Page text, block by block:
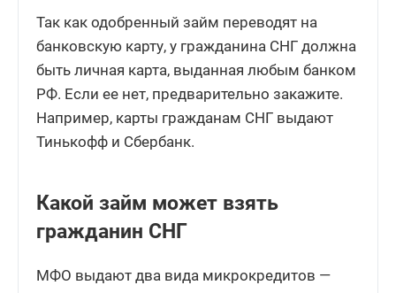
Так как одобренный займ переводят на
банковскую карту, у гражданина СНГ должна
быть личная карта, выданная любым банком
РФ. Если ее нет, предварительно закажите.
Например, карты гражданам СНГ выдают
Тинькофф и Сбербанк.
Какой займ может взять
гражданин СНГ
МФО выдают два вида микрокредитов —